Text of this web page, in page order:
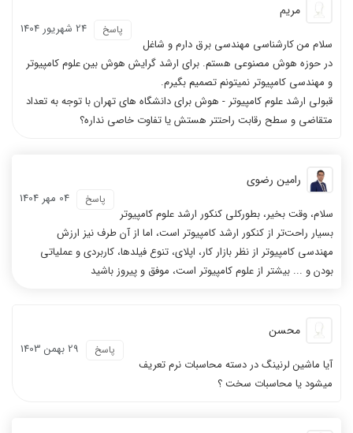
مریم
24 شهریور 1404 پاسخ
سلام من کارشناسی مهندسی برق دارم و شاغل
در حوزه هوش مصنوعی هستم. برای ارشد گرایش هوش بین علوم کامپیوتر
و مهندسی کامپیوتر نمیتونم تصمیم بگیرم.
قبولی ارشد علوم کامپیوتر - هوش برای دانشگاه های تهران با توجه به تعداد
متقاضی و سطح رقابت راحتتر هستش یا تفاوت خاصی نداره؟
رامین رضوی
04 مهر 1404 پاسخ
سلام، وقت بخیر، بطورکلی کنکور ارشد علوم کامپیوتر
بسیار راحت‌تر از کنکور ارشد کامپیوتر است، اما از آن طرف نیز ارزش
مهندسی کامپیوتر از نظر بازار کار، اپلای، تنوع فیلدها، کاربردی و عملیاتی
بودن و ... بیشتر از علوم کامپیوتر است، موفق و پیروز باشید
محسن
29 بهمن 1403 پاسخ
آیا ماشین لرنینگ در دسته محاسبات نرم تعریف
میشود یا محاسبات سخت ؟